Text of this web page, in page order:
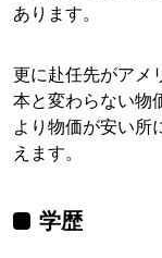
あります。
更に赴任先がアメ
本と変わらない物
より物価が安い所
えます。
学歴